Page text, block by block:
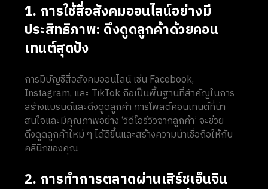
1. การใช้สื่อสังคมออนไลน์อย่างมี
ประสิทธิภาพ: ดึงดูดลูกค้าด้วยคอน
เทนต์สุดปัง
การมีบัญชีสื่อสังคมออนไลน์ เช่น Facebook,
Instagram, และ TikTok ถือเป็นพื้นฐานที่สำคัญในการ
สร้างแบรนด์และดึงดูดลูกค้า การโพสต์คอนเทนต์ที่น่า
สนใจและมีคุณภาพอย่าง ‘วิดีโอรีวิวจากลูกค้า’ จะช่วย
ดึงดูดลูกค้าใหม่ ๆ ได้ดีขึ้นและสร้างความน่าเชื่อถือให้กับ
คลินิกของคุณ
2. การทำการตลาดผ่านเสิร์ชเอ็นจิน